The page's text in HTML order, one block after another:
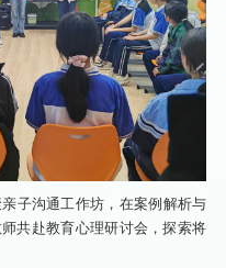
子沟通工作坊，在案例解析与
共赴教育心理研讨会，探索将